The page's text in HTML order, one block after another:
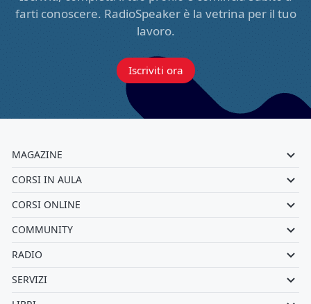
farti conoscere. RadioSpeaker è la vetrina per il tuo
lavoro.
Iscriviti ora
MAGAZINE
CORSI IN AULA
CORSI ONLINE
COMMUNITY
RADIO
SERVIZI